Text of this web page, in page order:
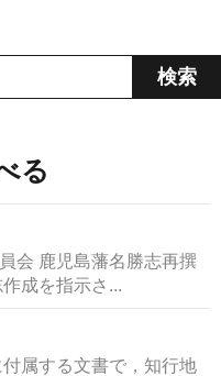
る
会 鹿児島藩名勝志再撰
成を指示さ...
属する文書で，知行地